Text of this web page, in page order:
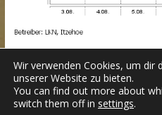
Wir verwenden Cookies, um dir
unserer Website zu bieten.
You can find out more about
switch them off in settings.